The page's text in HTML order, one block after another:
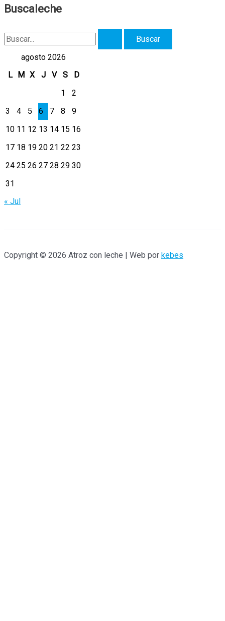
Buscaleche
B
p
o
r
agosto 2026
L
M X J V S
D
1
2
3
4 5 6 7 8
9
10 11 12 13 14 15 16
17 18 19 20 21 22 23
24 25 26 27 28 29 30
31
« Jul
Copyright © 2026 Atroz con leche | Web por kebes